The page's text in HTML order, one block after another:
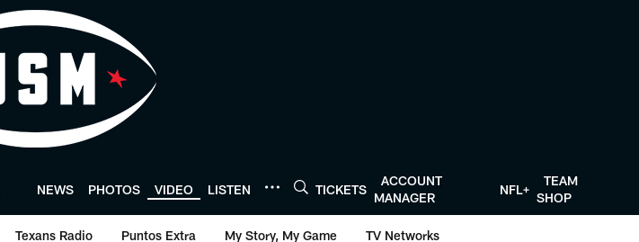
NEWS PHOTOS VIDEO LISTEN TICKETS
ACCOUNT
MANAGER
NFL+
TEAM
SHOP
Texans Radio Puntos Extra My Story, My Game TV Networks